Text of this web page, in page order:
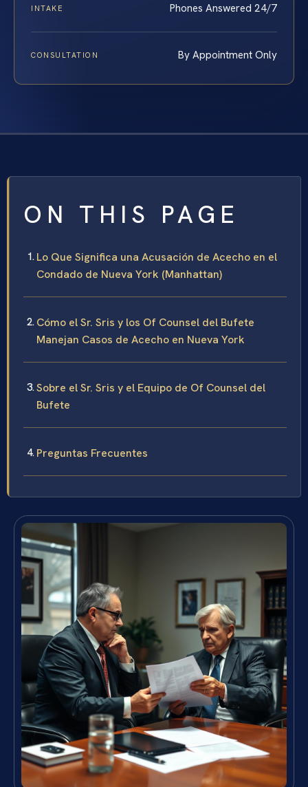
INTAKE Phones Answered 24/7
CONSULTATION By Appointment Only
ON THIS PAGE
Lo Que Significa una Acusación de Acecho en el
Condado de Nueva York (Manhattan)
Cómo el Sr. Sris y los Of Counsel del Bufete
Manejan Casos de Acecho en Nueva York
Sobre el Sr. Sris y el Equipo de Of Counsel del
Bufete
Preguntas Frecuentes